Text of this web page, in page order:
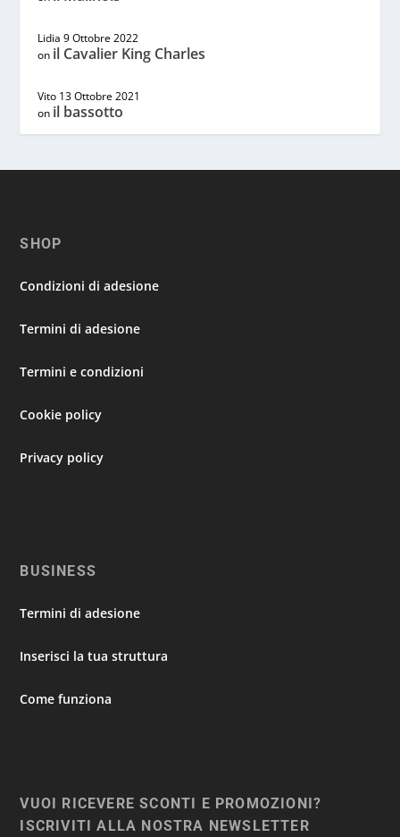
Lidia 9 Ottobre 2022
on il Cavalier King Charles
Vito 13 Ottobre 2021
on il bassotto
SHOP
Condizioni di adesione
Termini di adesione
Termini e condizioni
Cookie policy
Privacy policy
BUSINESS
Termini di adesione
Inserisci la tua struttura
Come funziona
VUOI RICEVERE SCONTI E PROMOZIONI?
ISCRIVITI ALLA NOSTRA NEWSLETTER